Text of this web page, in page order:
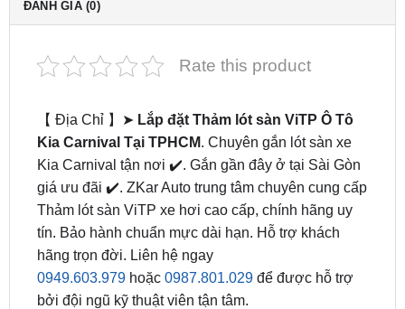
【 Địa Chỉ 】➤
Lắp đặt Thảm lót sàn ViTP Ô Tô
Kia Carnival tận nơi ✔️. Gắn gần đây ở tại Sài Gòn
giá ưu đãi ✔️. ZKar Auto trung tâm chuyên cung cấp
Thảm lót sàn ViTP xe hơi cao cấp, chính hãng uy
tín. Bảo hành chuẩn mực dài hạn. Hỗ trợ khách
hãng trọn đời. Liên hệ ngay
0949.603.979 hoặc0987.801.029 để được hỗ trợ
bởi đội ngũ kỹ thuật viên tận tâm.
【 Trung Tâm 】 Gắn Thảm lót sàn ViTP